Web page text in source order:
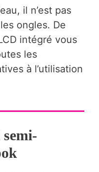
il n’est pas
ongles. De
intégré vous
les
à l’utilisation